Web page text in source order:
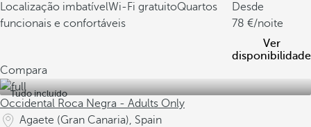
Localização imbatívelWi-Fi gratuitoQuartos
funcionais e confortáveis
Desde
78
/noite
Ver
disponibilidade
Compara
Tudo incluído
Occidental Roca Negra - Adults Only
Agaete (Gran Canaria), Spain